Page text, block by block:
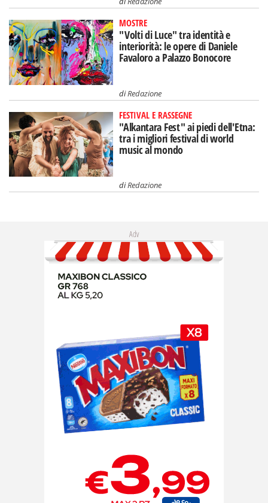
MOSTRE
"Volti di Luce" tra identità e
interiorità: le opere di Daniele
Favaloro a Palazzo Bonocore
diRedazione
FESTIVAL E RASSEGNE
"Alkantara Fest" ai piedi dell'Etna:
tra i migliori festival di world
music al mondo
diRedazione
Adv